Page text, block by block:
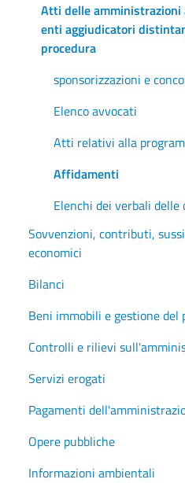
Atti delle amministrazioni
enti aggiudicatori
procedura
sponsorizzazioni e
Elenco avvocati
Atti relativi alla
Affidamenti
Elenchi dei verbali
Sovvenzioni, contributi,
economici
Bilanci
Beni immobili e gestione del
Controlli e rilievi
Servizi erogati
Pagamenti
Opere pubbliche
Informazioni ambientali